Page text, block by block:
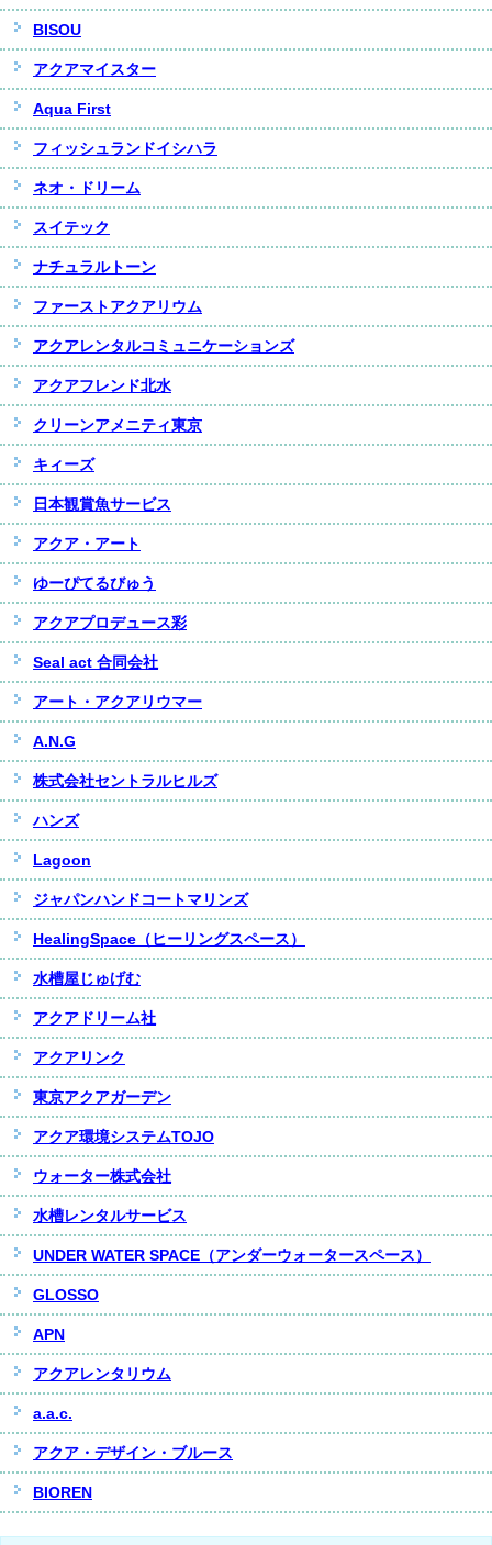
BISOU
アクアマイスター
Aqua First
フィッシュランドイシハラ
ネオ・ドリーム
スイテック
ナチュラルトーン
ファーストアクアリウム
アクアレンタルコミュニケーションズ
アクアフレンド北水
クリーンアメニティ東京
キィーズ
日本観賞魚サービス
アクア・アート
ゆーぴてるびゅう
アクアプロデュース彩
Seal act 合同会社
アート・アクアリウマー
A.N.G
株式会社セントラルヒルズ
ハンズ
Lagoon
ジャパンハンドコートマリンズ
HealingSpace（ヒーリングスペース）
水槽屋じゅげむ
アクアドリーム社
アクアリンク
東京アクアガーデン
アクア環境システムTOJO
ウォーター株式会社
水槽レンタルサービス
UNDER WATER SPACE（アンダーウォータースペース）
GLOSSO
APN
アクアレンタリウム
a.a.c.
アクア・デザイン・ブルース
BIOREN